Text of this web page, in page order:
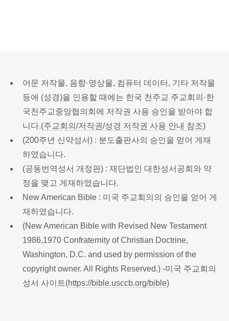
어문 저작물, 음향·영상물, 컴퓨터 데이터, 기타 저작물
등에 (성경)을 인용할 때에는 한국 천주교 주교회의·한
국천주교중앙협의회에 저작권 사용 승인을 받아야 합
니다.(주교회의/저작권/성경 저작권 사용 안내 참조)
(200주년 신약성서) : 분도출판사의 승인을 얻어 게재
하였습니다.
(공동번역성서 개정판) : 재단법인 대한성서공회와 약
정을 맺고 게재하였습니다.
New American Bible : 미국 주교회의의 승인을 얻어 게
재하였습니다.
(New American Bible with Revised New Testament
1986,1970 Confraternity of Christian Doctrine,
Washington, D.C. and used by permission of the
copyright owner. All Rights Reserved.) -미국 주교회의
성서 사이트(https://bible.usccb.org/bible)